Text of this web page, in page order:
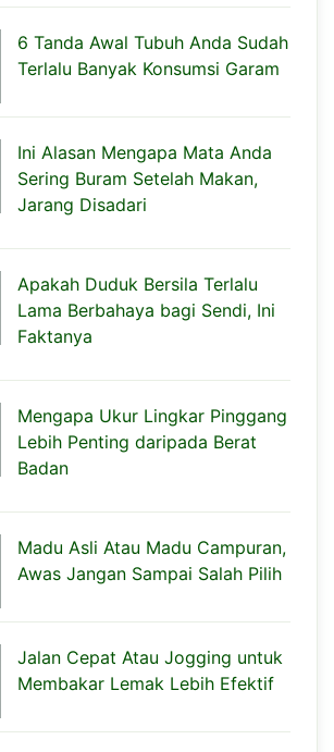
6 Tanda Awal Tubuh Anda Sudah
Terlalu Banyak Konsumsi Garam
Ini Alasan Mengapa Mata Anda
Sering Buram Setelah Makan,
Jarang Disadari
Apakah Duduk Bersila Terlalu
Lama Berbahaya bagi Sendi, Ini
Faktanya
Mengapa Ukur Lingkar Pinggang
Lebih Penting daripada Berat
Badan
Madu Asli Atau Madu Campuran,
Awas Jangan Sampai Salah Pilih
Jalan Cepat Atau Jogging untuk
Membakar Lemak Lebih Efektif